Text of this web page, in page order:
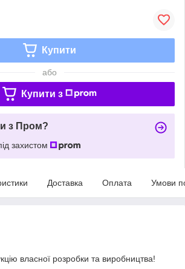
Купити
або
Купити з
з Пром?
захистом
Доставка Оплата Умови
власної розробки та виробництва!